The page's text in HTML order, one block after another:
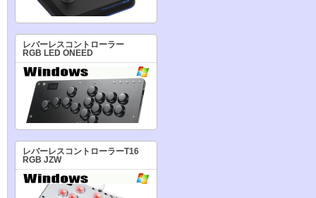
レバーレスコントローラー
RGB LED ONEED
レバーレスコントローラーT16
RGB JZW